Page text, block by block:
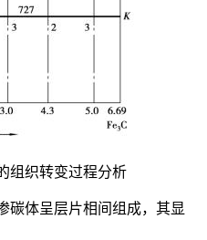
组织转变过程分析
碳体呈层片相间组成，其显